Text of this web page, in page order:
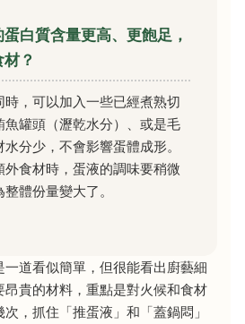
白質含量更高、更飽足，
？
時，可以加入一些已經煮熟切
魚罐頭（瀝乾水分）、或是毛
分少，不會影響蛋體成形。
外食材時，蛋液的調味要稍微
體份量變大了。
道看似簡單，但很能看出廚藝細
貴的材料，重點是對火候和食材
，抓住「推蛋液」和「蓋鍋悶」